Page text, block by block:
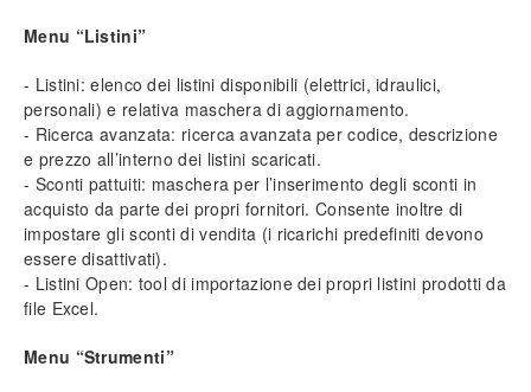
Menu “Listini”
- Listini: elenco dei listini disponibili (elettrici, idraulici,
personali) e relativa maschera di aggiornamento.
- Ricerca avanzata: ricerca avanzata per codice, descrizione
e prezzo all’interno dei listini scaricati.
- Sconti pattuiti: maschera per l’inserimento degli sconti in
acquisto da parte dei propri fornitori. Consente inoltre di
impostare gli sconti di vendita (i ricarichi predefiniti devono
essere disattivati).
- Listini Open: tool di importazione dei propri listini prodotti da
file Excel.
Menu “Strumenti”